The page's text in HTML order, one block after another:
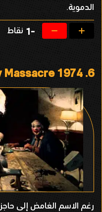
الدموية.
-1 نقاط
6.
Massacre 1974